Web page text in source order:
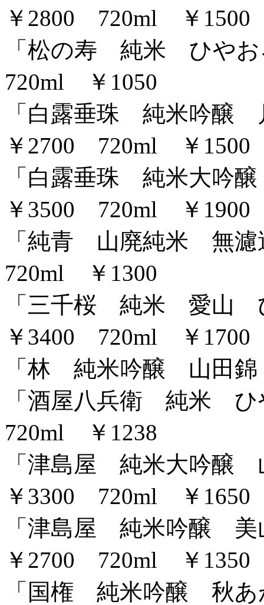
￥2800 720ml ￥1500
「松の寿 純米 ひや
720ml ￥1050
「白露垂珠 純米吟醸
￥2700 720ml ￥1500
「白露垂珠 純米大吟
￥3500 720ml ￥1900
「純青 山廃純米 無
720ml ￥1300
「三千桜 純米 愛山
￥3400 720ml ￥1700
「林 純米吟醸 山田
「酒屋八兵衛 純米
720ml ￥1238
「津島屋 純米大吟
￥3300 720ml ￥1650
「津島屋 純米吟醸
￥2700 720ml ￥1350
「国権 純米吟醸 秋あ